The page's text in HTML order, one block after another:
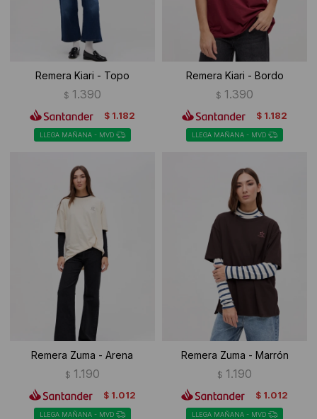
Remera Kiari - Topo
$ 1.390
$ 1.182
LLEGA MAÑANA - MVD
Remera Kiari - Bordo
$ 1.390
$ 1.182
LLEGA MAÑANA - MVD
Remera Zuma - Arena
$ 1.190
$ 1.012
LLEGA MAÑANA - MVD
Remera Zuma - Marrón
$ 1.190
$ 1.012
LLEGA MAÑANA - MVD